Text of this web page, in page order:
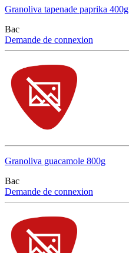
Granoliva tapenade paprika 400g
Bac
Demande de connexion
Granoliva guacamole 800g
Bac
Demande de connexion